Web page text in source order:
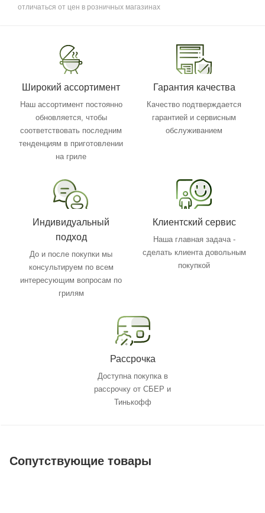
отличаться от цен в розничных магазинах
Широкий ассортимент
Наш ассортимент постоянно
обновляется, чтобы
соответствовать последним
тенденциям в приготовлении
на гриле
Гарантия качества
Качество подтверждается
гарантией и сервисным
обслуживанием
Индивидуальный
подход
До и после покупки мы
консультируем по всем
интересующим вопросам по
грилям
Клиентский сервис
Наша главная задача -
сделать клиента довольным
покупкой
Рассрочка
Доступна покупка в
рассрочку от СБЕР и
Тинькофф
Сопутствующие товары